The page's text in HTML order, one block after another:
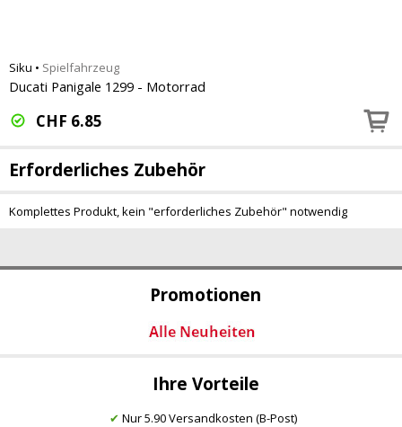
Promotionen
Ihre Vorteile
✔ Nur 5.90 Versandkosten (B-Post)
Siku • Spielfahrzeug
Ducati Panigale 1299 - Motorrad
CHF 6.85
Erforderliches Zubehör
Komplettes Produkt, kein "erforderliches Zubehör" notwendig